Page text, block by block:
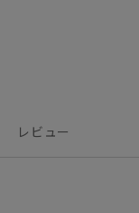
レビュー